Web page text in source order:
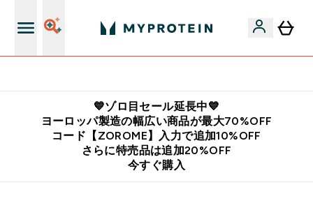
💙ゾロ目セール延長中💙
ヨーロッパ製造の幅広い商品が最大70%OFF
コード【ZOROME】入力で追加10%OFF
さらに特売品は追加20%OFF
今すぐ購入